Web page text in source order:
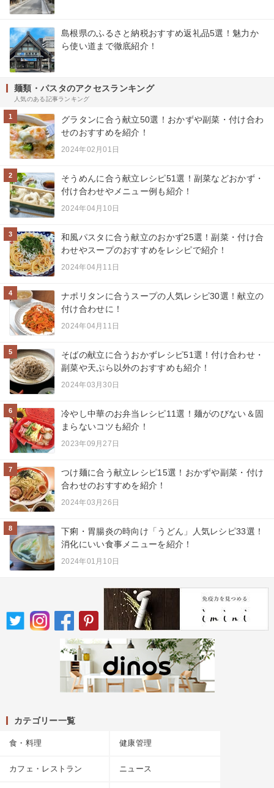
島根県のふるさと納税おすすめ返礼品5選！魅力か
ら使い道まで徹底紹介！
麺類・パスタのアクセスランキング
人気のある記事ランキング
1
グラタンに合う献立50選！おかずや副菜・付け合わ
せのおすすめを紹介！
2024年02月01日
2
そうめんに合う献立レシピ51選！副菜などおかず・
付け合わせやメニュー例も紹介！
2024年04月10日
3
和風パスタに合う献立のおかず25選！副菜・付け合
わせやスープのおすすめをレシピで紹介！
2024年04月11日
4
ナポリタンに合うスープの人気レシピ30選！献立の
付け合わせに！
2024年04月11日
5
そばの献立に合うおかずレシピ51選！付け合わせ・
副菜や天ぷら以外のおすすめも紹介！
2024年03月30日
6
冷やし中華のお弁当レシピ11選！麺がのびない＆固
まらないコツも紹介！
2023年09月27日
7
つけ麺に合う献立レシピ15選！おかずや副菜・付け
合わせのおすすめを紹介！
2024年03月26日
8
下痢・胃腸炎の時向け「うどん」人気レシピ33選！
消化にいい食事メニューを紹介！
2024年01月10日
カテゴリー一覧
食・料理 健康管理
カフェ・レストラン ニュース